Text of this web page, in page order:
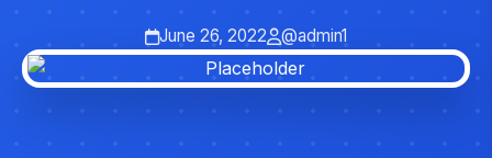
June 26, 2022 @admin1